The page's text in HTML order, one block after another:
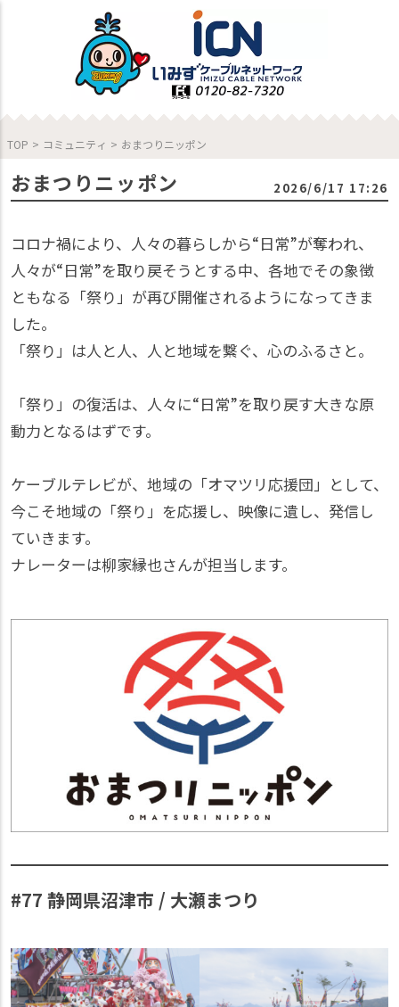
TOP > コミュニティ > おまつりニッポン
おまつりニッポン 2026/6/17 17:26
コロナ禍により、人々の暮らしから“日常”が奪われ、
人々が“日常”を取り戻そうとする中、各地でその象徴
ともなる「祭り」が再び開催されるようになってきま
した。
「祭り」は人と人、人と地域を繋ぐ、心のふるさと。
「祭り」の復活は、人々に“日常”を取り戻す大きな原
動力となるはずです。
ケーブルテレビが、地域の「オマツリ応援団」として、
今こそ地域の「祭り」を応援し、映像に遺し、発信し
ていきます。
ナレーターは柳家縁也さんが担当します。
#77 静岡県沼津市 / 大瀬まつり